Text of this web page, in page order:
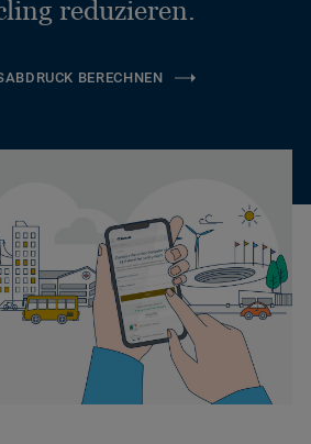
reduzieren.
BERECHNEN